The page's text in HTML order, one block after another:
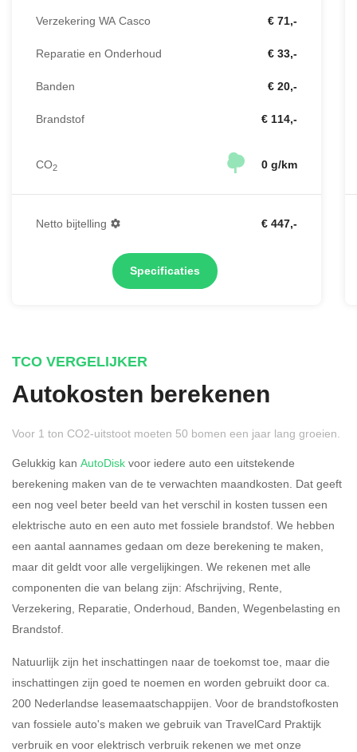
Verzekering WA Casco € 71,-
Reparatie en Onderhoud € 33,-
Banden € 20,-
Brandstof € 114,-
CO2 0 g/km
Netto bijtelling € 447,-
Specificaties
Rijdt u meer dan 500
kilometer privé?
Ja Nee
Belastingspercentage
37,07% (Belastbaar tot €
69.399,- )
Eigen bijdrage
TCO VERGELIJKER
Autokosten berekenen
Voor 1 ton CO2-uitstoot moeten 50 bomen een jaar lang groeien.
Gelukkig kan AutoDisk voor iedere auto een uitstekende
berekening maken van de te verwachten maandkosten. Dat geeft
een nog veel beter beeld van het verschil in kosten tussen een
elektrische auto en een auto met fossiele brandstof. We hebben
een aantal aannames gedaan om deze berekening te maken,
maar dit geldt voor alle vergelijkingen. We rekenen met alle
componenten die van belang zijn: Afschrijving, Rente,
Verzekering, Reparatie, Onderhoud, Banden, Wegenbelasting en
Brandstof.
Natuurlijk zijn het inschattingen naar de toekomst toe, maar die
inschattingen zijn goed te noemen en worden gebruikt door ca.
200 Nederlandse leasemaatschappijen. Voor de brandstofkosten
van fossiele auto's maken we gebruik van TravelCard Praktijk
verbruik en voor elektrisch verbruik rekenen we met onze